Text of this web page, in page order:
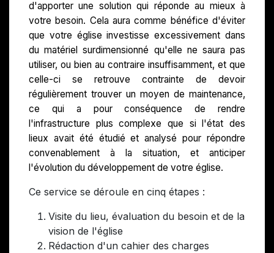
d'apporter une solution qui réponde au mieux à
votre besoin. Cela aura comme bénéfice d'éviter
que votre église investisse excessivement dans
du matériel surdimensionné qu'elle ne saura pas
utiliser, ou bien au contraire insuffisamment, et que
celle-ci se retrouve contrainte de devoir
régulièrement trouver un moyen de maintenance,
ce qui a pour conséquence de rendre
l'infrastructure plus complexe que si l'état des
lieux avait été étudié et analysé pour répondre
convenablement à la situation, et anticiper
l'évolution du développement de votre église.
Ce service se déroule en cinq étapes :
Visite du lieu, évaluation du besoin et de la
vision de l'église
Rédaction d'un cahier des charges